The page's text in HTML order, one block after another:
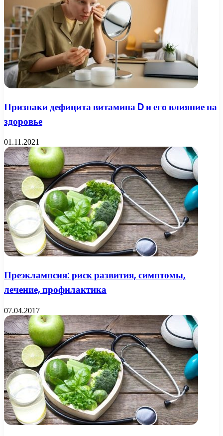
Признаки дефицита витамина D и его влияние на
здоровье
01.11.2021
Преэклампсия: риск развития, симптомы,
лечение, профилактика
07.04.2017